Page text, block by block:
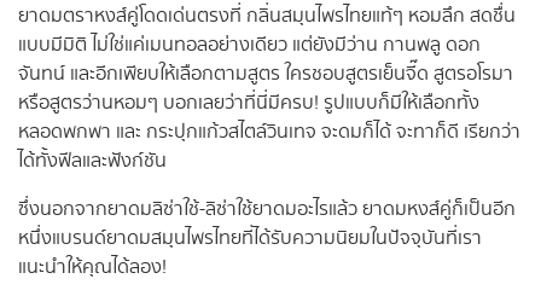
ยาดมตราหงส์คู่โดดเด่นตรงที่ กลิ่นสมุนไพรไทยแท้ๆ หอมลึก สดชื่น
แบบมีมิติ ไม่ใช่แค่เมนทอลอย่างเดียว แต่ยังมีว่าน กานพลู ดอก
จันทน์ และอีกเพียบให้เลือกตามสูตร ใครชอบสูตรเย็นจี๊ด สูตรอโรมา
หรือสูตรว่านหอมๆ บอกเลยว่าที่นี่มีครบ! รูปแบบก็มีให้เลือกทั้ง
หลอดพกพา และ กระปุกแก้วสไตล์วินเทจ จะดมก็ได้ จะทาก็ดี เรียกว่า
ได้ทั้งฟีลและฟังก์ชัน
ซึ่งนอกจากยาดมลิซ่าใช้-ลิซ่าใช้ยาดมอะไรแล้ว ยาดมหงส์คู่ก็เป็นอีก
หนึ่งแบรนด์ยาดมสมุนไพรไทยที่ได้รับความนิยมในปัจจุบันที่เรา
แนะนำให้คุณได้ลอง!